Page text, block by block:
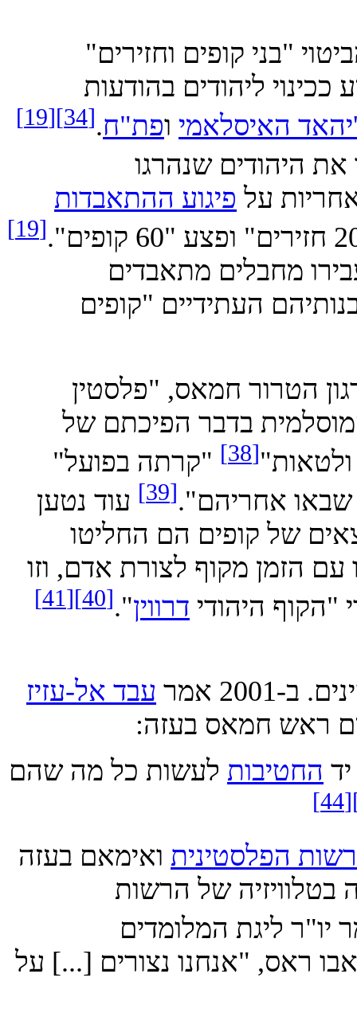
80 התחיל הביטוי "בני קופים וחזירים"
ליהודים בהודעות
האיסלאמיופת"ח.
[34]
[19]
שנהרגו
עלפיגוע ההתאבדות
[19]
מחבלים מתאבדים
העתידיים "קופים
הטרור חמאס, "פלסטין
בדבר הפיכתם של
[38]
"קרתה בפועל"
אחריהם".[39]
עוד נטען
של קופים הם החליטו
מקוף לצורת אדם, וזו
היהודידרווין".
[40]
[41]
אמר
עבד אל-עזיז
ראש חמאס בעזה:
החטיבותלעשות כל מה שהם
הפלסטיניתואימאם בעזה
של הרשות
יו"ר ליגת המלומדים
"אנחנו נצורים [...] על